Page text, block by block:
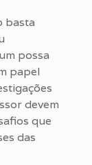
basta
possa
papel
devem
que
das